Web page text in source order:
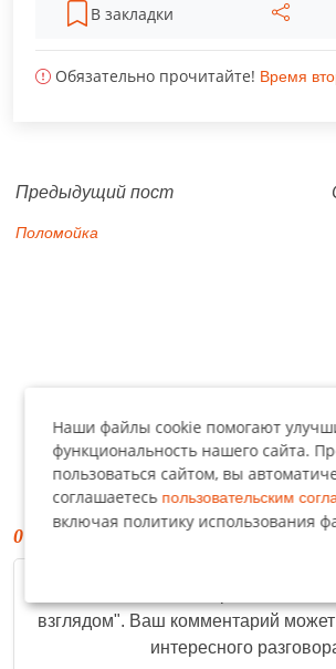
В закладки
Обязательно прочитайте! Время
Предыдущий пост
Поломойка
0 комментариев
взглядом". Ваш комментарий может
интересного
Наши файлы cookie помогают
функциональность нашего сайта.
пользоваться сайтом, вы
соглашаетесь пользовательским
включая политику использования